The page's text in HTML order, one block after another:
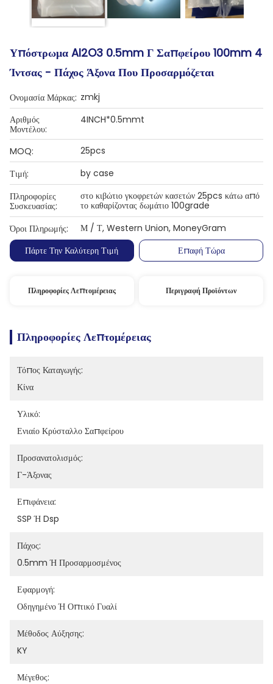
Υπόστρωμα Al2O3 0.5mm Γ Σαπφείρου 100mm 4
Ίντσας - Πάχος Άξονα Που Προσαρμόζεται
Ονομασία Μάρκας: zmkj
Αριθμός
Μοντέλου:
4INCH*0.5mmt
MOQ:
25pcs
Τιμή:
by case
Πληροφορίες
Συσκευασίας:
στο κιβώτιο γκοφρετών κασετών 25pcs κάτω από
το καθαρίζοντας δωμάτιο 100grade
Όροι Πληρωμής:
Μ / Τ, Western Union, MoneyGram
Πάρτε Την Καλύτερη Τιμή
Επαφή Τώρα
Πληροφορίες Λεπτομέρειας Περιγραφή Προϊόντων
Πληροφορίες Λεπτομέρειας
Τόπος Καταγωγής:
Κίνα
Υλικό:
Ενιαίο Κρύσταλλο Σαπφείρου
Προσανατολισμός:
Γ-Άξονας
Επιφάνεια:
SSP Ή Dsp
Πάχος:
0.5mm Ή Προσαρμοσμένος
Εφαρμογή:
Οδηγημένο Ή Οπτικό Γυαλί
Μέθοδος Αύξησης:
KY
Μέγεθος: